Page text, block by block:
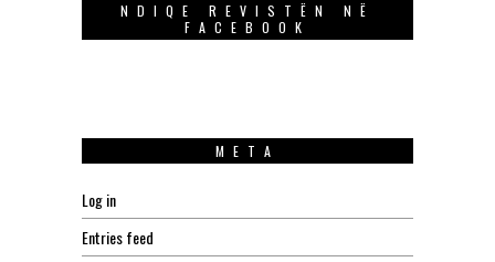
NDIQE REVISTËN NË
FACEBOOK
META
Log in
Entries feed